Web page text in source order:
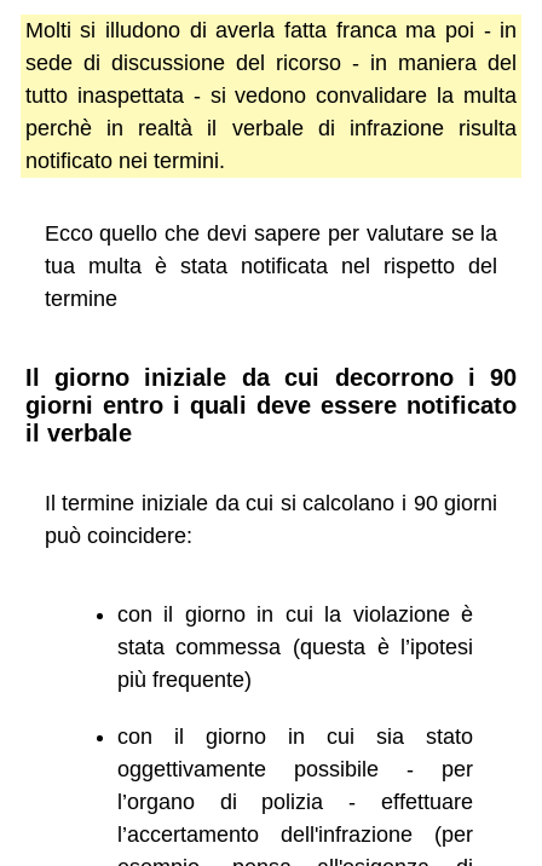
Molti si illudono di averla fatta franca ma poi - in
sede di discussione del ricorso - in maniera del
tutto inaspettata - si vedono convalidare la multa
perchè in realtà il verbale di infrazione risulta
notificato nei termini.
Ecco quello che devi sapere per valutare se la
tua multa è stata notificata nel rispetto del
termine
Il giorno iniziale da cui decorrono i 90
giorni entro i quali deve essere notificato
il verbale
Il termine iniziale da cui si calcolano i 90 giorni
può coincidere:
con il giorno in cui la violazione è
stata commessa (questa è l’ipotesi
più frequente)
con il giorno in cui sia stato
oggettivamente possibile - per
l’organo di polizia - effettuare
l’accertamento dell'infrazione (per